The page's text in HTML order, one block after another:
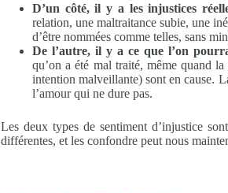
D’un côté, il y a les injustices
relation, une maltraitance subie, une
d’être nommées comme telles, sans
De l’autre, il y a ce que l’on
qu’on a été mal traité, même quand
intention malveillante) sont en cause.
l’amour qui ne dure pas.
Les deux types de sentiment d’injustice
différentes, et les confondre peut nous